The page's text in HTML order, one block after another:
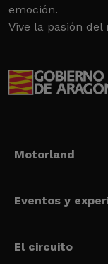
emoción.
Vive la pasión
Motorland
Eventos y
El circuito